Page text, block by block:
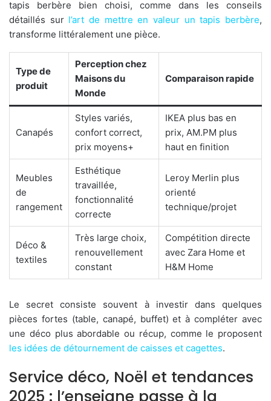
tapis berbère bien choisi, comme dans les conseils
détaillés sur l’art de mettre en valeur un tapis berbère,
transforme littéralement une pièce.
Type de
produit
Perception chez
Maisons du
Monde
Comparaison rapide
Canapés
Styles variés,
confort correct,
prix moyens+
IKEA plus bas en
prix, AM.PM plus
haut en finition
Meubles
de
rangement
Esthétique
travaillée,
fonctionnalité
correcte
Leroy Merlin plus
orienté
technique/projet
Déco &
textiles
Très large choix,
renouvellement
constant
Compétition directe
avec Zara Home et
H&M Home
Le secret consiste souvent à investir dans quelques
pièces fortes (table, canapé, buffet) et à compléter avec
une déco plus abordable ou récup, comme le proposent
les idées de détournement de caisses et cagettes.
Service déco, Noël et tendances
2025 : l’enseigne passe à la